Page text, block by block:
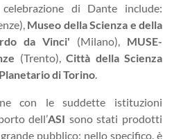
di Dante include:
Museo della Scienza e della
da Vinci' (Milano), MUSE-
(Trento), Città della Scienza
di Torino.
con le suddette istituzioni
dell’ASI sono stati prodotti
pubblico: nello specifico, è